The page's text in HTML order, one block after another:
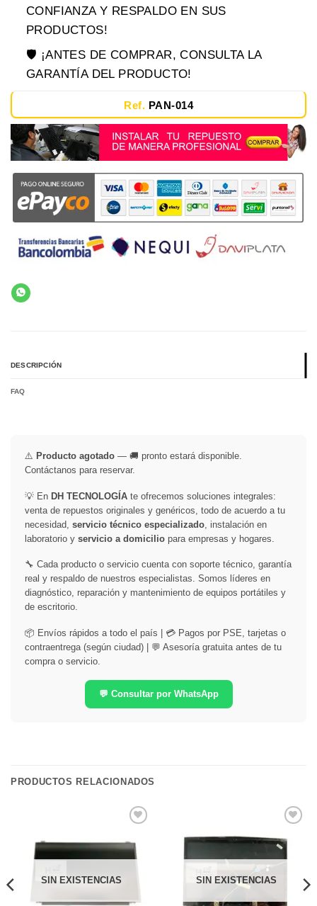
CONFIANZA Y RESPALDO EN SUS
PRODUCTOS!
🛡️ ¡ANTES DE COMPRAR, CONSULTA LA
GARANTÍA DEL PRODUCTO!
Ref. PAN-014
DESCRIPCIÓN
FAQ
⚠️ Producto agotado — 🚚 pronto estará disponible.
Contáctanos para reservar.
💡 En DH TECNOLOGÍA te ofrecemos soluciones integrales:
venta de repuestos originales y genéricos, todo de acuerdo a tu
necesidad, servicio técnico especializado , instalación en
laboratorio y servicio a domicilio para empresas y hogares.
🔧 Cada producto o servicio cuenta con soporte técnico, garantía
real y respaldo de nuestros especialistas. Somos líderes en
diagnóstico, reparación y mantenimiento de equipos portátiles y
de escritorio.
📦 Envíos rápidos a todo el país | 💳 Pagos por PSE, tarjetas o
contraentrega (según ciudad) | 💬 Asesoría gratuita antes de tu
compra o servicio.
💬 Consultar por WhatsApp
PRODUCTOS RELACIONADOS
SIN EXISTENCIAS
Despues
SIN EXISTENCIAS